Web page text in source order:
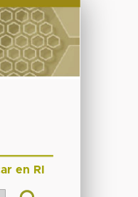
en RI